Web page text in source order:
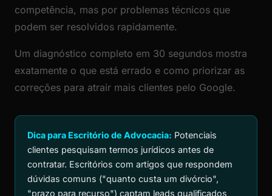
competência, mas por problemas técnicos que
podem ser resolvidos rapidamente.
Um diagnóstico completo em 30 segundos mostra
exatamente o que está errado e como priorizar as
correções para atrair mais clientes pelo Google.
Dica para Escritório de Advocacia: Potenciais
clientes pesquisam termos jurídicos antes de
contratar. Escritórios com artigos que respondem
dúvidas comuns ("quanto custa um divórcio",
"prazo para recurso") captam leads qualificados